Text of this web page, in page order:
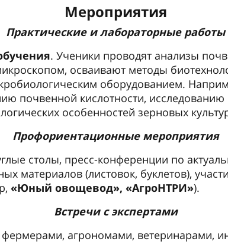
Мероприятия
Практические и лабораторные работы
. Ученики проводят анализы
осваивают методы
оборудованием.
почвенной кислотности,
особенностей зерновых
Профориентационные мероприятия
столы, пресс-конференции по
материалов (листовок, буклетов),
«Юный овощевод», «АгроНТРИ»).
Встречи с экспертами
фермерами, агрономами, ветеринарами,